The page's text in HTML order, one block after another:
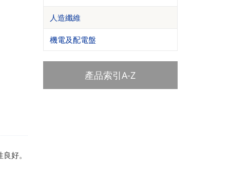
好。
人造纖維
機電及配電盤
產品索引A-Z